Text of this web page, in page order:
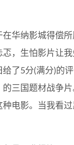
华纳影城得偿
，生怕影片让
了5分(满分)的
三国题材战争
电影。当我看过